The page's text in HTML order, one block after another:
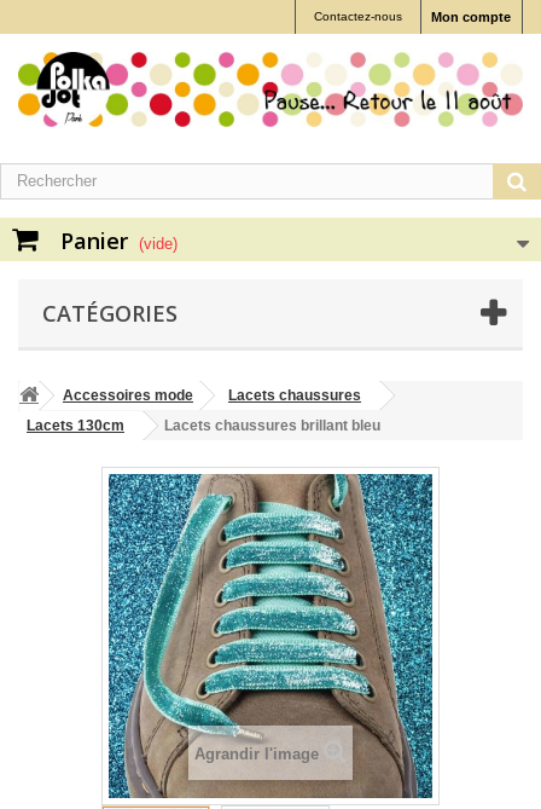
Mon compte
Contactez-nous
Panier (vide)
CATÉGORIES
Accessoires mode
Lacets chaussures
Lacets 130cm
Lacets chaussures brillant bleu
Agrandir l'image